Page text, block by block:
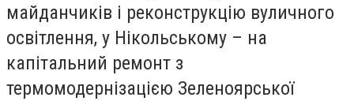
майданчиків і реконструкцію вуличного
освітлення, у Нікольському – на
капітальний ремонт з
термомодернізацією Зеленоярської